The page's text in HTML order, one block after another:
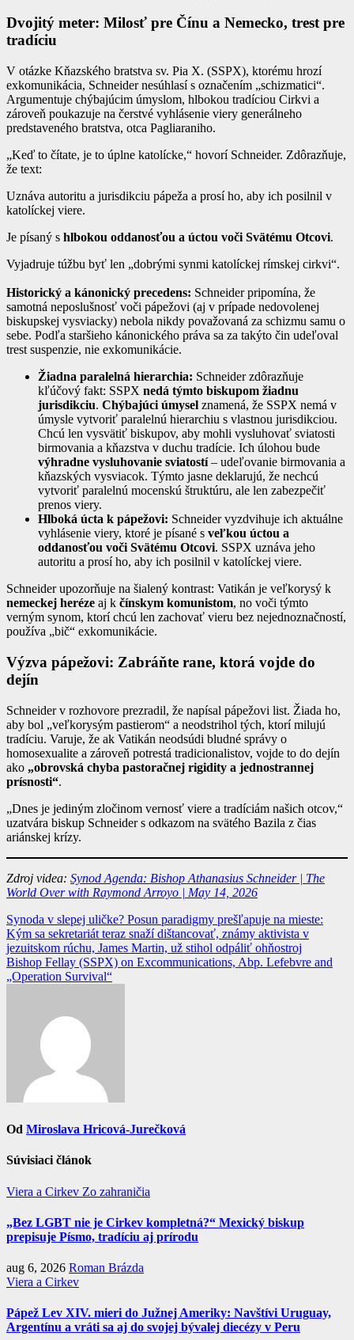
Dvojitý meter: Milosť pre Čínu a Nemecko, trest pre
tradíciu
V otázke Kňazského bratstva sv. Pia X. (SSPX), ktorému hrozí
exkomunikácia, Schneider nesúhlasí s označením „schizmatici“.
Argumentuje chýbajúcim úmyslom, hlbokou tradíciou Cirkvi a
zároveň poukazuje na čerstvé vyhlásenie viery generálneho
predstaveného bratstva, otca Pagliaraniho.
„Keď to čítate, je to úplne katolícke,“ hovorí Schneider. Zdôrazňuje,
že text:
Uznáva autoritu a jurisdikciu pápeža a prosí ho, aby ich posilnil v
katolíckej viere.
Je písaný s hlbokou oddanosťou a úctou voči Svätému Otcovi.
Vyjadruje túžbu byť len „dobrými synmi katolíckej rímskej cirkvi“.
Historický a kánonický precedens: Schneider pripomína, že
samotná neposlušnosť voči pápežovi (aj v prípade nedovolenej
biskupskej vysviacky) nebola nikdy považovaná za schizmu samu o
sebe. Podľa staršieho kánonického práva sa za takýto čin udeľoval
trest suspenzie, nie exkomunikácie.
Žiadna paralelná hierarchia: Schneider zdôrazňuje
kľúčový fakt: SSPX nedá týmto biskupom žiadnu
jurisdikciu. Chýbajúci úmysel znamená, že SSPX nemá v
úmysle vytvoriť paralelnú hierarchiu s vlastnou jurisdikciou.
Chcú len vysvätiť biskupov, aby mohli vysluhovať sviatosti
birmovania a kňazstva v duchu tradície. Ich úlohou bude
výhradne vysluhovanie sviatostí– udeľovanie birmovania a
kňazských vysviacok. Týmto jasne deklarujú, že nechcú
vytvoriť paralelnú mocenskú štruktúru, ale len zabezpečiť
prenos viery.
Hlboká úcta k pápežovi: Schneider vyzdvihuje ich aktuálne
vyhlásenie viery, ktoré je písané s veľkou úctou a
oddanosťou voči Svätému Otcovi. SSPX uznáva jeho
autoritu a prosí ho, aby ich posilnil v katolíckej viere.
Schneider upozorňuje na šialený kontrast: Vatikán je veľkorysý k
nemeckej heréze aj k čínskym komunistom, no voči týmto
verným synom, ktorí chcú len zachovať vieru bez nejednoznačností,
používa „bič“ exkomunikácie.
Výzva pápežovi: Zabráňte rane, ktorá vojde do
dejín
Schneider v rozhovore prezradil, že napísal pápežovi list. Žiada ho,
aby bol „veľkorysým pastierom“ a neodstrihol tých, ktorí milujú
tradíciu. Varuje, že ak Vatikán neodsúdi bludné správy o
homosexualite a zároveň potrestá tradicionalistov, vojde to do dejín
ako „obrovská chyba pastoračnej rigidity a jednostrannej
prísnosti“.
„Dnes je jediným zločinom vernosť viere a tradíciám našich otcov,“
uzatvára biskup Schneider s odkazom na svätého Bazila z čias
ariánskej krízy.
Zdroj videa: Synod Agenda: Bishop Athanasius Schneider | The
World Over with Raymond Arroyo | May 14, 2026
Navigácia
v
článku
Synoda v slepej uličke? Posun paradigmy prešľapuje na mieste:
Kým sa sekretariát teraz snaží dištancovať, známy aktivista v
jezuitskom rúchu, James Martin, už stihol odpáliť ohňostroj
Bishop Fellay (SSPX) on Excommunications, Abp. Lefebvre and
„Operation Survival“
Od Miroslava Hricová-Jurečková
Súvisiaci článok
Viera a Cirkev Zo zahraničia
„Bez LGBT nie je Cirkev kompletná?“ Mexický biskup
prepisuje Písmo, tradíciu aj prírodu
aug 6, 2026 Roman Brázda
Viera a Cirkev
Pápež Lev XIV. mieri do Južnej Ameriky: Navštívi Uruguay,
Argentínu a vráti sa aj do svojej bývalej diecézy v Peru